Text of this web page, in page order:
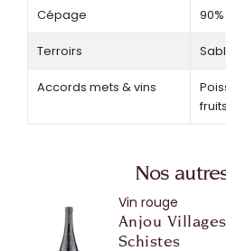
Cépage
Terroirs
Accords mets & vins
Nos
Vin rouge
Anjou Villages
Schistes